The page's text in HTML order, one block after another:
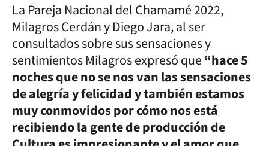
La Pareja Nacional del Chamamé 2022,
Milagros Cerdán y Diego Jara, al ser
consultados sobre sus sensaciones y
sentimientos Milagros expresó que“hace 5
noches que no se nos van las sensaciones
de alegría y felicidad y también estamos
muy conmovidos por cómo nos está
recibiendo la gente de producción de